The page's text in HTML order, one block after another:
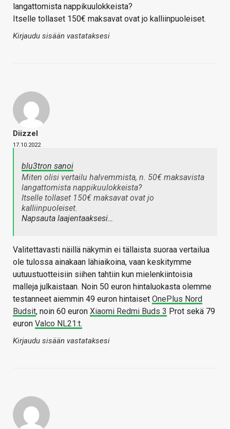
langattomista nappikuulokkeista?
Itselle tollaset 150€ maksavat ovat jo kalliinpuoleiset.
Kirjaudu sisään vastataksesi
Diizzel
17.10.2022
blu3tron sanoi
Miten olisi vertailu halvemmista, n. 50€ maksavista
langattomista nappikuulokkeista?
Itselle tollaset 150€ maksavat ovat jo
kalliinpuoleiset.
Napsauta laajentaaksesi…
Valitettavasti näillä näkymin ei tällaista suoraa vertailua
ole tulossa ainakaan lähiaikoina, vaan keskitymme
uutuustuotteisiin siihen tahtiin kun mielenkiintoisia
malleja julkaistaan. Noin 50 euron hintaluokasta olemme
testanneet aiemmin 49 euron hintaiset OnePlus Nord
Budsit, noin 60 euron Xiaomi Redmi Buds 3 Prot sekä 79
euron Valco NL21:t.
Kirjaudu sisään vastataksesi